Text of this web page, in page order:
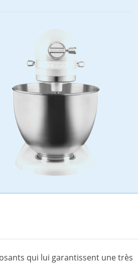
qui lui garantissent une très